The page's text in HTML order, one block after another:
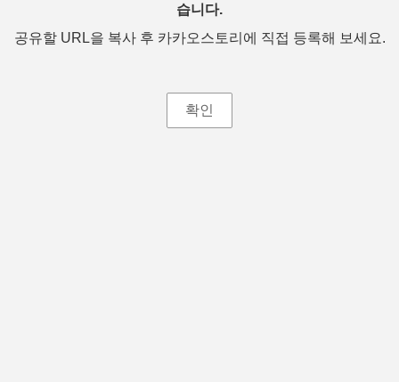
습니다.
공유할 URL을 복사 후 카카오스토리에 직접 등록해 보세요.
확인